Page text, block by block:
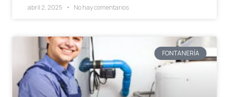
abril 2, 2025 No hay comentarios
FONTANERÍA